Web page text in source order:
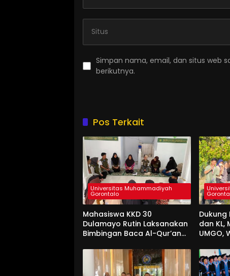
Simpan nama, email, dan situs web
berikutnya.
Pos Terkait
Universitas Muhammadiyah
Gorontalo
Mahasiswa KKD 30
Dulamayo Rutin Laksanakan
Bimbingan Baca Al-Qur’an
Khairat
Dukung
dan KL,
UMGO,